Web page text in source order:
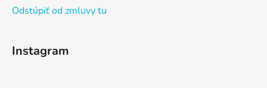
Odstúpiť od zmluvy tu
Instagram